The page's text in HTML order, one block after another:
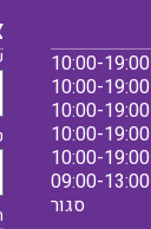
10:00-19:00
10:00-19:00
10:00-19:00
10:00-19:00
10:00-19:00
09:00-13:00
סגור